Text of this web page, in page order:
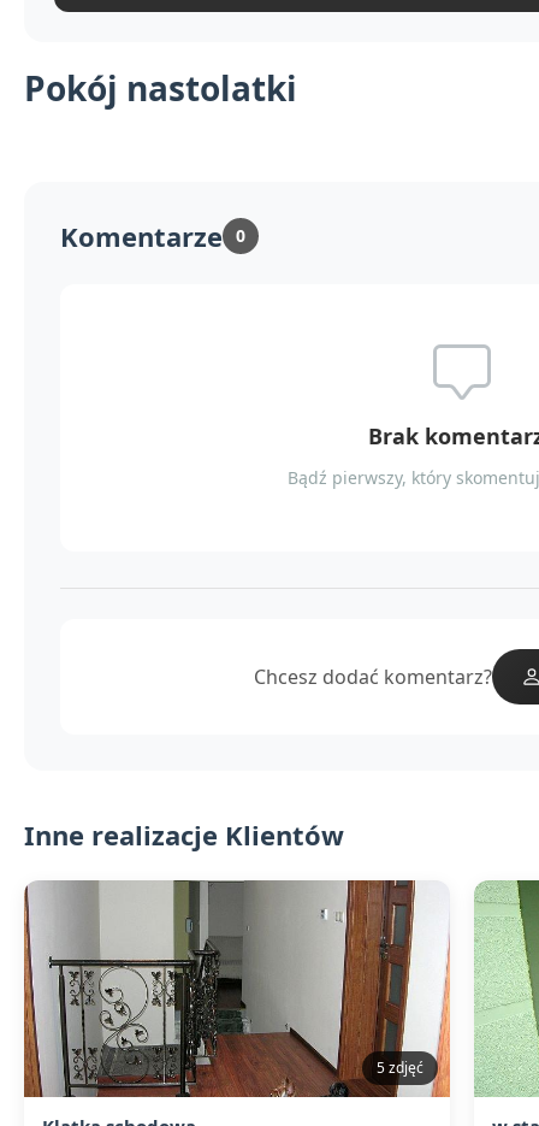
Pokój nastolatki
Komentarze 0
Brak
Bądź pierwszy, który
Chcesz dodać komentarz?
Inne realizacje Klientów
5 zdjęć